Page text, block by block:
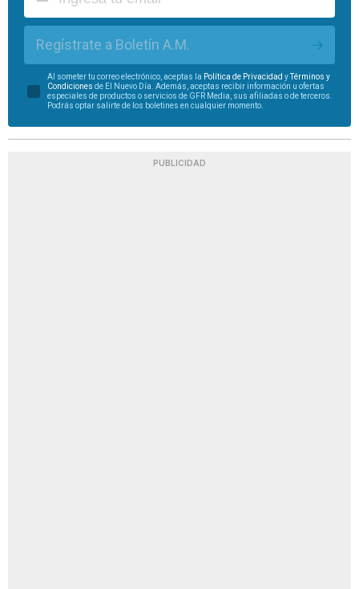
Regístrate a Boletín A.M.
Al someter tu correo electrónico, aceptas la Política de Privacidad yTérminos y
Condiciones de El Nuevo Día. Además, aceptas recibir información u ofertas
especiales de productos o servicios de GFR Media, sus afiliadas o de terceros.
Podrás optar salirte de los boletines en cualquier momento.
PUBLICIDAD